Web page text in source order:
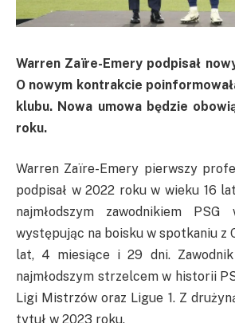
Warren Zaïre-Emery podpisał
O nowym kontrakcie
klubu. Nowa umowa będzie
roku.
Warren Zaïre-Emery pierwszy
podpisał w 2022 roku w wieku 16
najmłodszym zawodnikiem
występując na boisku w spotkaniu z
lat, 4 miesiące i 29 dni.
najmłodszym strzelcem w historii
Ligi Mistrzów oraz Ligue 1. Z
tytuł w 2023 roku.